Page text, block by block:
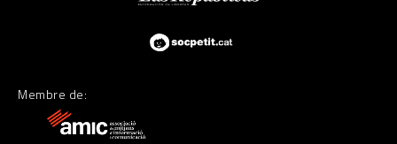
Membre de: